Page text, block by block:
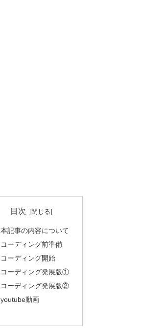
目次
本記事の内容について
コーディング前準備
コーディング開始
コーディング発展版①
コーディング発展版②
youtube動画